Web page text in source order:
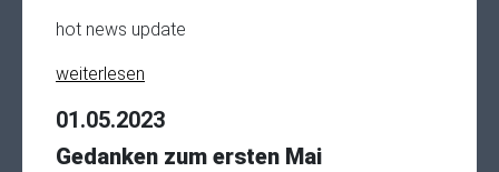
hot news update
weiterlesen
01.05.2023
Gedanken zum ersten Mai